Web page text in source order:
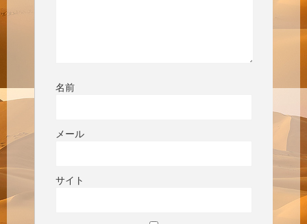
名前
メール
サイト